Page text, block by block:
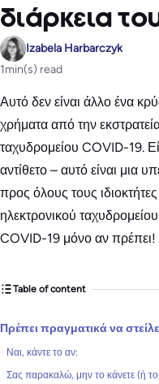
διάρκεια
Izabela Harbarczyk
1min(s) read
Αυτό δεν είναι άλλο ένα
χρήματα από την
ταχυδρομείου COVID-19.
αντίθετο – αυτό είναι μια
προς όλους τους
ηλεκτρονικού
COVID-19 μόνο αν πρέπει!
Table of content
Πρέπει πραγματικά να
Ναι, κάντε το αν:
Σας παρακαλώ, μην το κάνετε (ή